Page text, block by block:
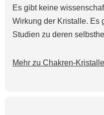
Es gibt keine
Wirkung der Kristalle. Es
Studien zu deren
Mehr zu Chakren-